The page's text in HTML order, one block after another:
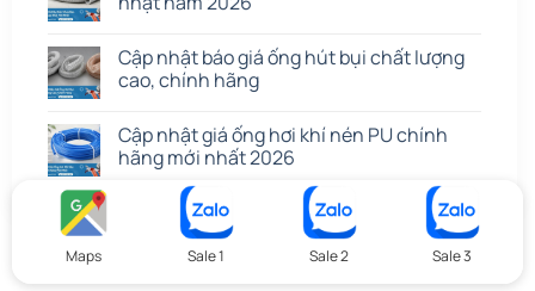
Cập nhật báo giá ống hút bụi chất lượng
cao, chính hãng
Cập nhật giá ống hơi khí nén PU chính
hãng mới nhất 2026
Maps Sale 1 Sale 2 Sale 3